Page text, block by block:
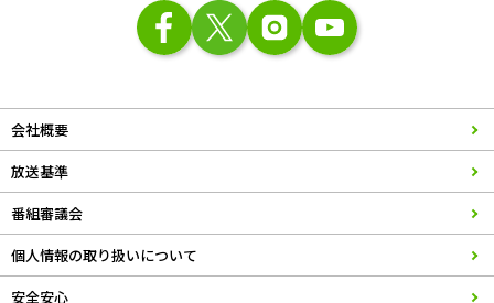
会社概要
放送基準
番組審議会
個人情報の取り扱いについて
安全安心